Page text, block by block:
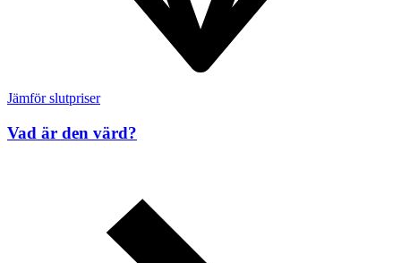
Jämför slutpriser
Vad är den värd?